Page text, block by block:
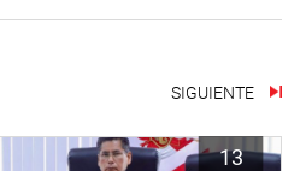
SIGUIENTE
13